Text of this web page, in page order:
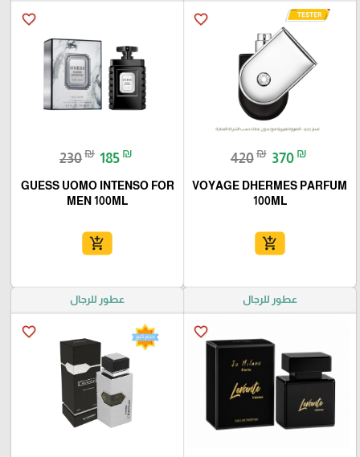
favorite_border
420₪ 370 ₪
VOYAGE DHERMES PARFUM
100ML
add_shopping_cart
favorite_border
230₪ 185 ₪
GUESS UOMO INTENSO FOR
MEN 100ML
add_shopping_cart
عطور للرجال
favorite_border
عطور للرجال
favorite_border